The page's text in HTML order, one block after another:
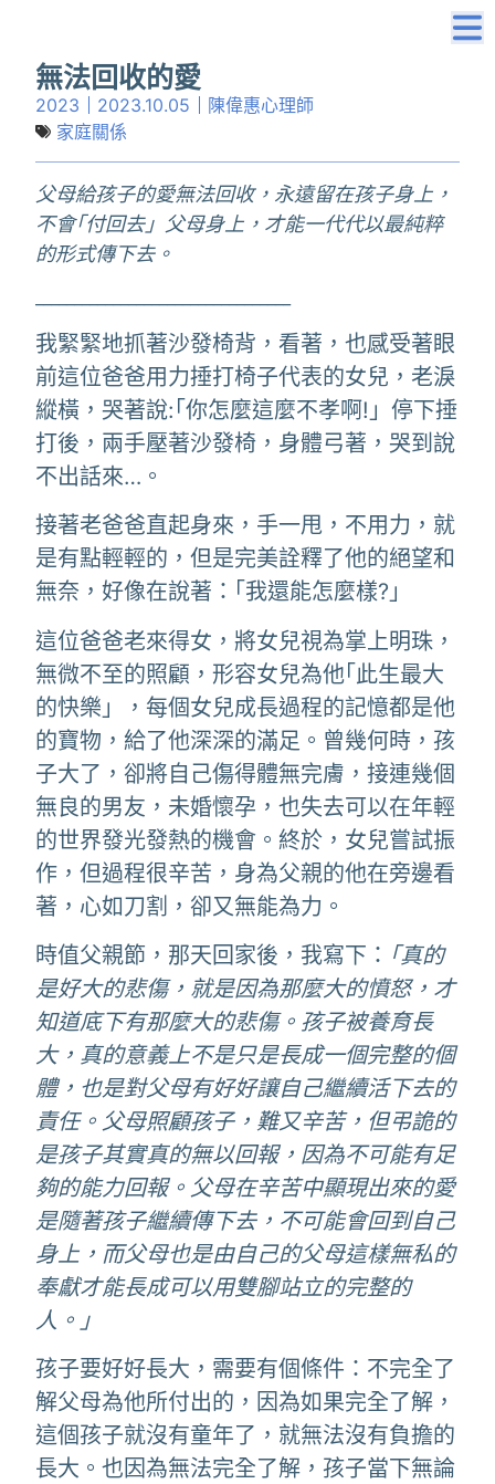
無法回收的愛
2023 2023.10.05
陳偉惠心理師
家庭關係
父母給孩子的愛無法回收，永遠留在孩子身上，
不會｢付回去」父母身上，才能一代代以最純粹
的形式傳下去。
我緊緊地抓著沙發椅背，看著，也感受著眼
前這位爸爸用力捶打椅子代表的女兒，老淚
縱橫，哭著說:｢你怎麼這麼不孝啊!」停下捶
打後，兩手壓著沙發椅，身體弓著，哭到說
不出話來…。
接著老爸爸直起身來，手一甩，不用力，就
是有點輕輕的，但是完美詮釋了他的絕望和
無奈，好像在說著：｢我還能怎麼樣?」
這位爸爸老來得女，將女兒視為掌上明珠，
無微不至的照顧，形容女兒為他｢此生最大
的快樂」，每個女兒成長過程的記憶都是他
的寶物，給了他深深的滿足。曾幾何時，孩
子大了，卻將自己傷得體無完膚，接連幾個
無良的男友，未婚懷孕，也失去可以在年輕
的世界發光發熱的機會。終於，女兒嘗試振
作，但過程很辛苦，身為父親的他在旁邊看
著，心如刀割，卻又無能為力。
時值父親節，那天回家後，我寫下： ｢真的
是好大的悲傷，就是因為那麼大的憤怒，才
知道底下有那麼大的悲傷。孩子被養育長
大，真的意義上不是只是長成一個完整的個
體，也是對父母有好好讓自己繼續活下去的
責任。父母照顧孩子，難又辛苦，但弔詭的
是孩子其實真的無以回報，因為不可能有足
夠的能力回報。父母在辛苦中顯現出來的愛
是隨著孩子繼續傳下去，不可能會回到自己
身上，而父母也是由自己的父母這樣無私的
奉獻才能長成可以用雙腳站立的完整的
人。」
孩子要好好長大，需要有個條件：不完全了
解父母為他所付出的，因為如果完全了解，
這個孩子就沒有童年了，就無法沒有負擔的
長大。也因為無法完全了解，孩子當下無論